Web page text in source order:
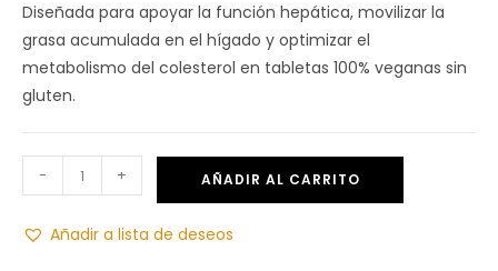
Diseñada para apoyar la función hepática, movilizar la
grasa acumulada en el hígado y optimizar el
metabolismo del colesterol en tabletas 100% veganas sin
gluten.
- + AÑADIR AL CARRITO
Añadir a lista de deseos